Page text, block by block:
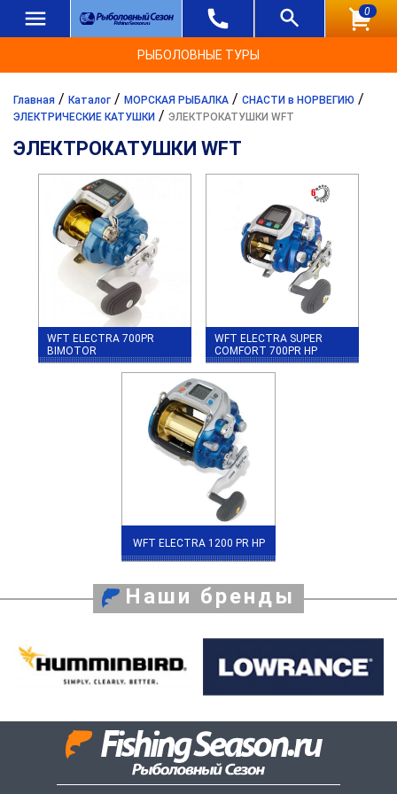
0
РЫБОЛОВНЫЕ ТУРЫ
Главная / Каталог / МОРСКАЯ РЫБАЛКА / СНАСТИ в НОРВЕГИЮ /
ЭЛЕКТРИЧЕСКИЕ КАТУШКИ / ЭЛЕКТРОКАТУШКИ WFT
ЭЛЕКТРОКАТУШКИ WFT
WFT ELECTRA 700PR
BIMOTOR
WFT ELECTRA SUPER
COMFORT 700PR HP
WFT ELECTRA 1200 PR HP
Наши бренды